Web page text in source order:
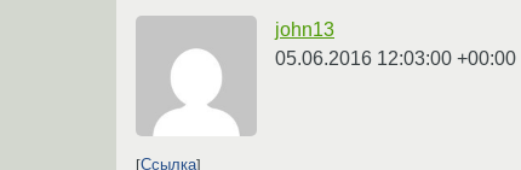
john13
05.06.2016 12:03:00 +00:00
Ссылка